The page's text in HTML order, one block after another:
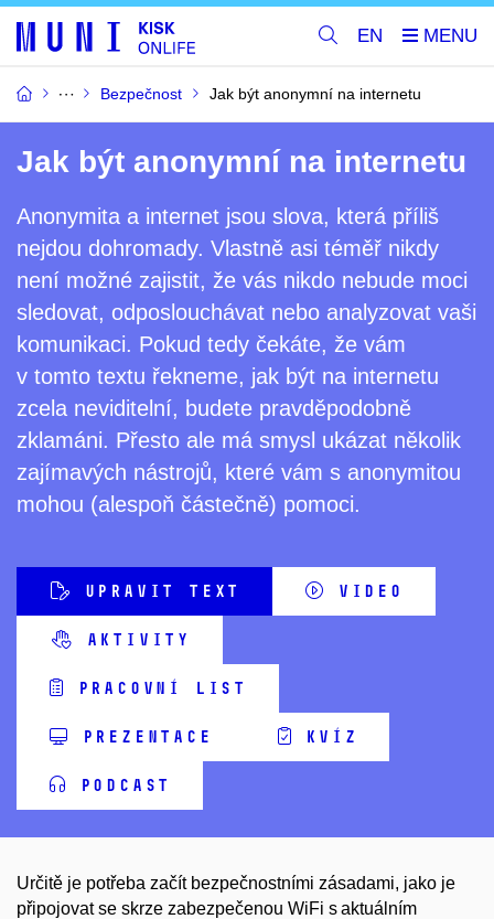
EN
Bezpečnost Jak být anonymní na internetu
Jak být anonymní na internetu
Anonymita a internet jsou slova, která příliš
nejdou dohromady. Vlastně asi téměř nikdy
není možné zajistit, že vás nikdo nebude moci
sledovat, odposlouchávat nebo analyzovat vaši
komunikaci. Pokud tedy čekáte, že vám
v tomto textu řekneme, jak být na internetu
zcela neviditelní, budete pravděpodobně
zklamáni. Přesto ale má smysl ukázat několik
zajímavých nástrojů, které vám s anonymitou
mohou (alespoň částečně) pomoci.
UPRAVIT TEXT VIDEO
AKTIVITY
PRACOVNÍ LIST
PREZENTACE KVÍZ
PODCAST
Určitě je potřeba začít bezpečnostními zásadami, jako je
připojovat se skrze zabezpečenou WiFi s aktuálním